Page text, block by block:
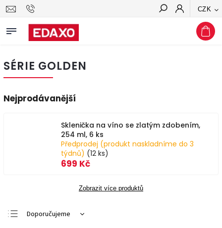
CZK
Hledat
SÉRIE GOLDEN
Nejprodávanější
Sklenička na víno se zlatým zdobením,
254 ml, 6 ks
Předprodej (produkt naskladníme do 3
týdnů) (12 ks)
699 Kč
Zobrazit více produktů
Doporučujeme